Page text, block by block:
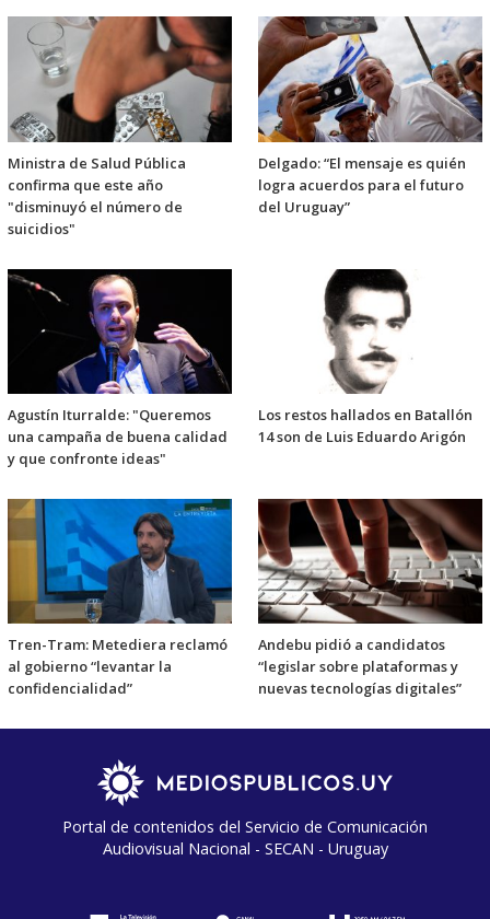
Ministra de Salud Pública
confirma que este año
"disminuyó el número de
suicidios"
Delgado: “El mensaje es quién
logra acuerdos para el futuro
del Uruguay”
Agustín Iturralde: "Queremos
una campaña de buena calidad
y que confronte ideas"
Los restos hallados en Batallón
14 son de Luis Eduardo Arigón
Tren-Tram: Metediera reclamó
al gobierno “levantar la
confidencialidad”
Andebu pidió a candidatos
“legislar sobre plataformas y
nuevas tecnologías digitales”
Portal de contenidos del Servicio de Comunicación
Audiovisual Nacional - SECAN - Uruguay